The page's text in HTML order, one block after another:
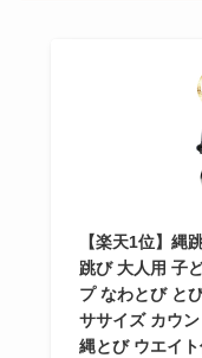
【楽天1位】縄
跳び 大人用 子
プ なわとび と
ササイズ カウ
縄とび ウエイ